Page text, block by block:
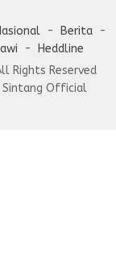
Berita
Heddline
Rights Reserved
Sintang Official